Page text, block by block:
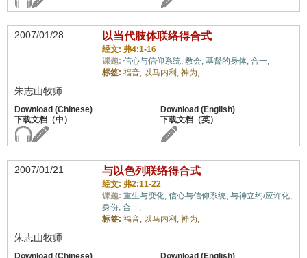
2007/01/28 以当代肢体联络得合式
经文: 弗4:1-16
课题: 信心与信仰系统, 教会, 基督的身体, 合一,
标签: 福音, 以马内利, 神为,
朱志山牧师
2007/01/21 与以色列联络得合式
经文: 弗2:11-22
课题: 重生与变化, 信心与信仰系统, 与神立约/应许化,
身份, 合一,
标签: 福音, 以马内利, 神为,
朱志山牧师